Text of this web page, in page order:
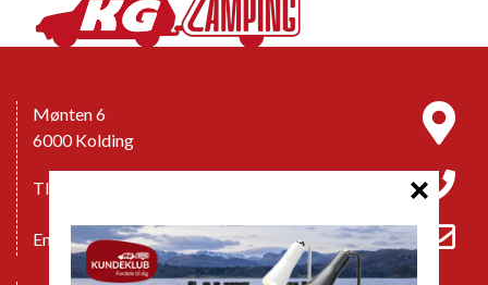
Mønten 6
6000 Kolding
Tlf.: 76332080
Email:info@kg-camping.dk